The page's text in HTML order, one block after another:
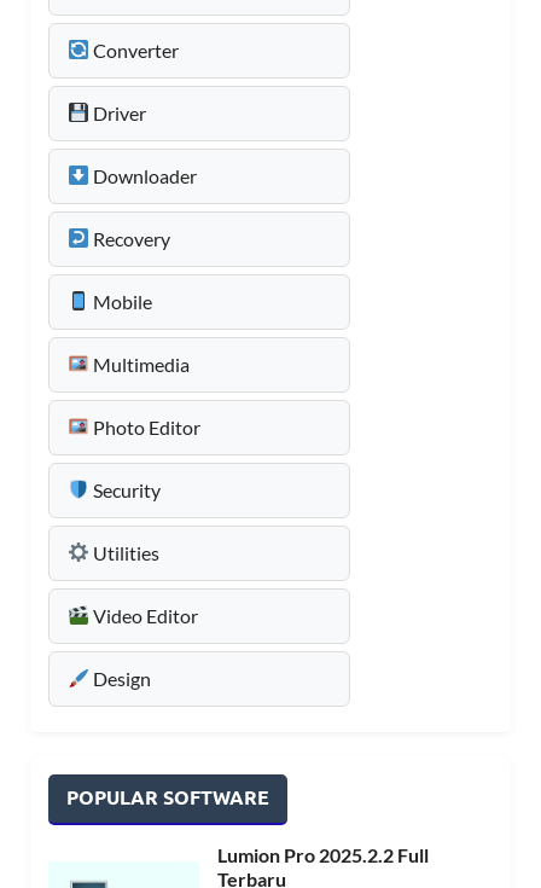
Converter
Driver
Downloader
Recovery
Mobile
Multimedia
Photo Editor
Security
Utilities
Video Editor
Design
POPULAR SOFTWARE
Lumion Pro 2025.2.2 Full
Terbaru